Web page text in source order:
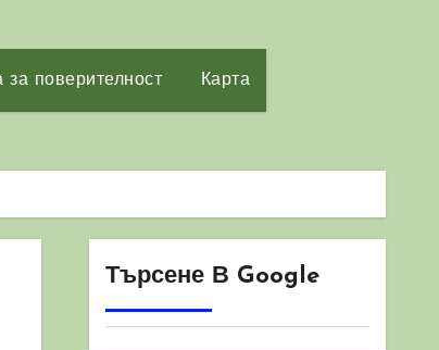
за поверителност Карта
Търсене В Google